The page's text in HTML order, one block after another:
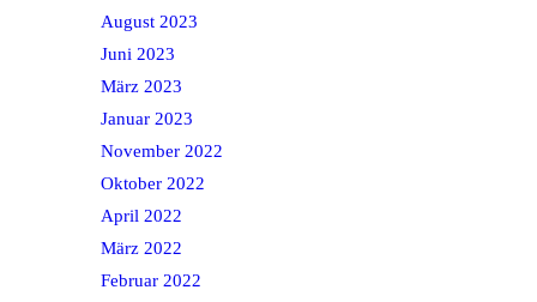
August 2023
Juni 2023
März 2023
Januar 2023
November 2022
Oktober 2022
April 2022
März 2022
Februar 2022